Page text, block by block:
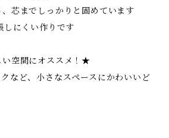
、芯までしっかりと固めています
しにくい作りです
空間にオススメ！★
など、小さなスペースにかわいいど